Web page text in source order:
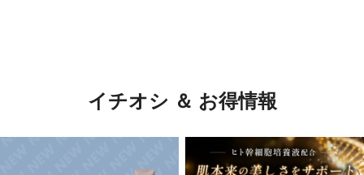
イチオシ ＆ お得情報